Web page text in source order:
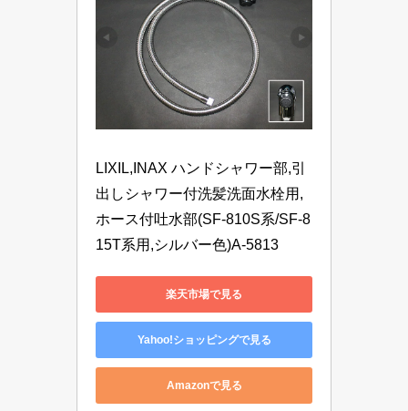
LIXIL,INAX ハンドシャワー部,引
出しシャワー付洗髪洗面水栓用,
ホース付吐水部(SF-810S系/SF-8
15T系用,シルバー色)A-5813
楽天市場で見る
Yahoo!ショッピングで見る
Amazonで見る